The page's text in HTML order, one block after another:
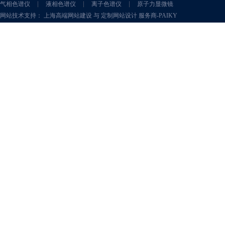
气相色谱仪 液相色谱仪 离子色谱仪
原子力显微镜
网站技术支持： 上海高端网站建设 与 定制网站设计 服务商-PAIKY